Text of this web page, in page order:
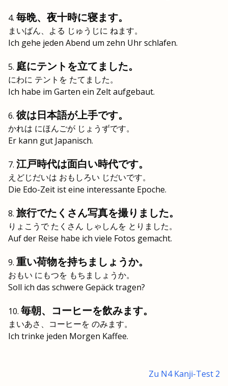
毎晩、夜十時に寝ます。
まいばん、よる じゅうじに ねます。
Ich gehe jeden Abend um zehn Uhr schlafen.
庭にテントを立てました。
にわに テントを たてました。
Ich habe im Garten ein Zelt aufgebaut.
彼は日本語が上手です。
かれは にほんごが じょうずです。
Er kann gut Japanisch.
江戸時代は面白い時代です。
えどじだいは おもしろい じだいです。
Die Edo-Zeit ist eine interessante Epoche.
旅行でたくさん写真を撮りました。
りょこうで たくさん しゃしんを とりました。
Auf der Reise habe ich viele Fotos gemacht.
重い荷物を持ちましょうか。
おもい にもつを もちましょうか。
Soll ich das schwere Gepäck tragen?
毎朝、コーヒーを飲みます。
まいあさ、コーヒーを のみます。
Ich trinke jeden Morgen Kaffee.
Zu N4 Kanji-Test 2